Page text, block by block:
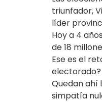
triunfador,
líder
Hoy a 4
de 18
Ese es el
electorado?
Quedan ahí
simpatía